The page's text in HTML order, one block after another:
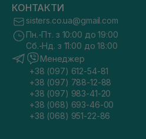
КОНТАКТИ
sisters.co.ua@gmail.com
Пн.-Пт. з 10:00 до 19:00
Сб.-Нд. з 11:00 до 18:00
Менеджер
+38 (097) 612-54-81
+38 (097) 788-12-88
+38 (097) 983-41-20
+38 (068) 693-46-00
+38 (068) 951-22-86